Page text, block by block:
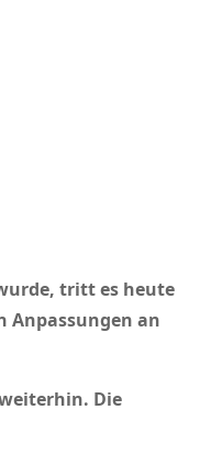
tritt es heute
Anpassungen an
Die